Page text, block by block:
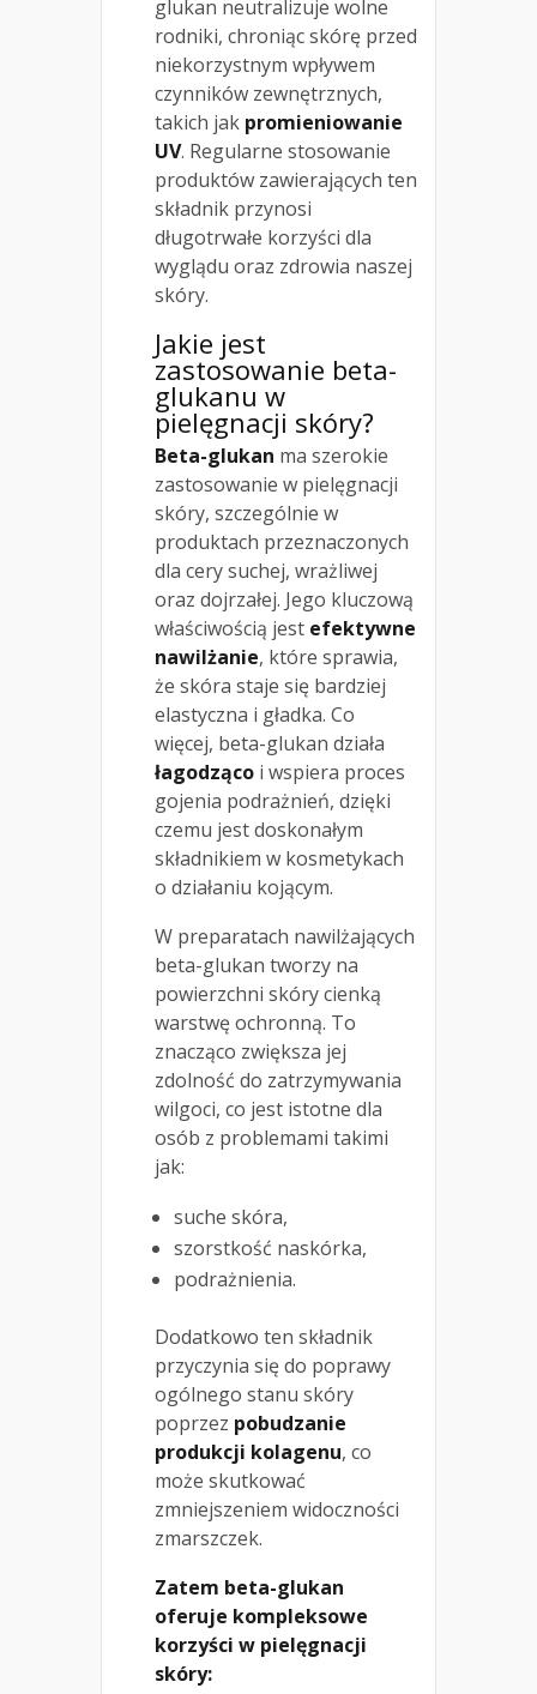
glukan neutralizuje wolne
rodniki, chroniąc skórę przed
niekorzystnym wpływem
czynników zewnętrznych,
takich jak promieniowanie
UV. Regularne stosowanie
produktów zawierających ten
składnik przynosi
długotrwałe korzyści dla
wyglądu oraz zdrowia naszej
skóry.
Jakie jest
zastosowanie beta-
glukanu w
pielęgnacji skóry?
Beta-glukan ma szerokie
zastosowanie w pielęgnacji
skóry, szczególnie w
produktach przeznaczonych
dla cery suchej, wrażliwej
oraz dojrzałej. Jego kluczową
właściwością jest efektywne
nawilżanie, które sprawia,
że skóra staje się bardziej
elastyczna i gładka. Co
więcej, beta-glukan działa
łagodząco i wspiera proces
gojenia podrażnień, dzięki
czemu jest doskonałym
składnikiem w kosmetykach
o działaniu kojącym.
W preparatach nawilżających
beta-glukan tworzy na
powierzchni skóry cienką
warstwę ochronną. To
znacząco zwiększa jej
zdolność do zatrzymywania
wilgoci, co jest istotne dla
osób z problemami takimi
jak:
suche skóra,
szorstkość naskórka,
podrażnienia.
Dodatkowo ten składnik
przyczynia się do poprawy
ogólnego stanu skóry
poprzez pobudzanie
produkcji kolagenu, co
może skutkować
zmniejszeniem widoczności
zmarszczek.
Zatem beta-glukan
oferuje kompleksowe
korzyści w pielęgnacji
skóry: